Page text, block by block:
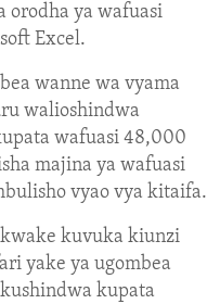
orodha ya wafuasi
Excel.
wanne wa vyama
walioshindwa
wafuasi 48,000
majina ya wafuasi
vyao vya kitaifa.
kuvuka kiunzi
yake ya ugombea
kupata